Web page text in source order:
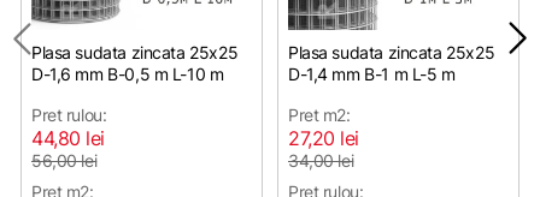
Plasa sudata zincata 25х25
D-1,6 mm B-0,5 m L-10 m
Pret rulou:
44,80 lei
56,00 lei
Pret m2:
Plasa sudata zincata 25х25
D-1,4 mm B-1 m L-5 m
Pret m2:
27,20 lei
34,00 lei
Pret rulou: